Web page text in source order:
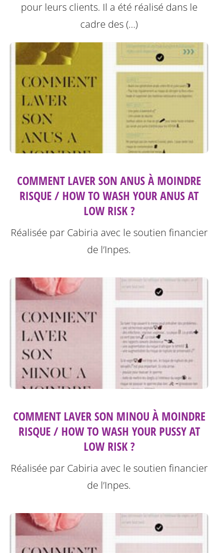
pour leurs clients. Il a été réalisé dans le
cadre des (…)
COMMENT LAVER SON ANUS À MOINDRE
RISQUE / HOW TO WASH YOUR ANUS AT
LOW RISK ?
Réalisée par Cabiria avec le soutien financier
de l’Inpes.
COMMENT LAVER SON MINOU À MOINDRE
RISQUE / HOW TO WASH YOUR PUSSY AT
LOW RISK ?
Réalisée par Cabiria avec le soutien financier
de l’Inpes.